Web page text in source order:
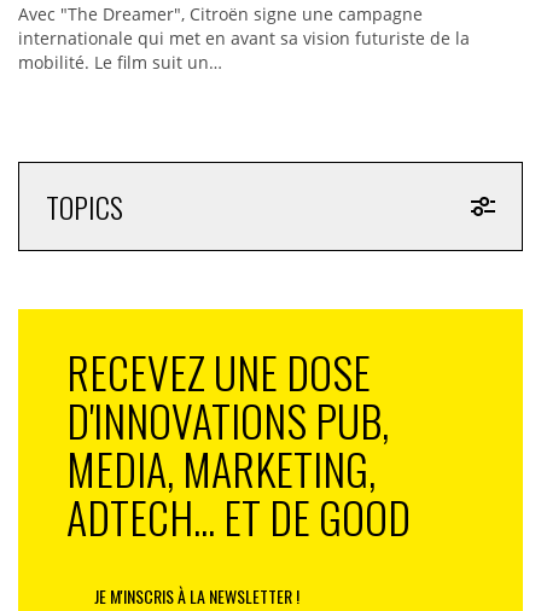
Avec "The Dreamer", Citroën signe une campagne
internationale qui met en avant sa vision futuriste de la
mobilité. Le film suit un…
TOPICS
RECEVEZ UNE DOSE
D'INNOVATIONS PUB,
MEDIA, MARKETING,
ADTECH... ET DE GOOD
JE M'INSCRIS À LA NEWSLETTER !